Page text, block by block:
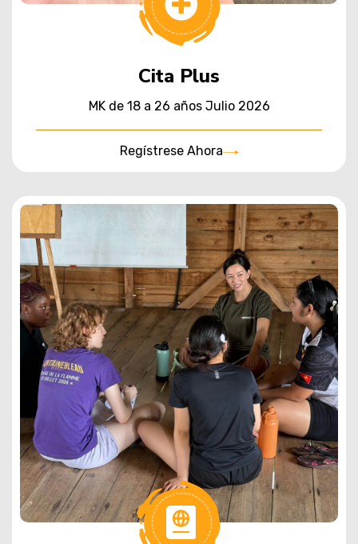
Cita Plus
MK de 18 a 26 años Julio 2026
Regístrese Ahora